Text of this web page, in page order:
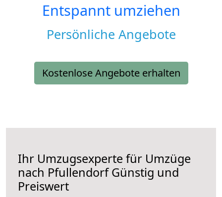
Entspannt umziehen
Persönliche Angebote
Kostenlose Angebote erhalten
Ihr Umzugsexperte für Umzüge
nach PfullendorfGünstig und
Preiswert